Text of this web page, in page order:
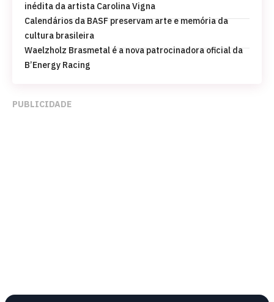
inédita da artista Carolina Vigna
Calendários da BASF preservam arte e memória da
cultura brasileira
Waelzholz Brasmetal é a nova patrocinadora oficial da
B’Energy Racing
PUBLICIDADE